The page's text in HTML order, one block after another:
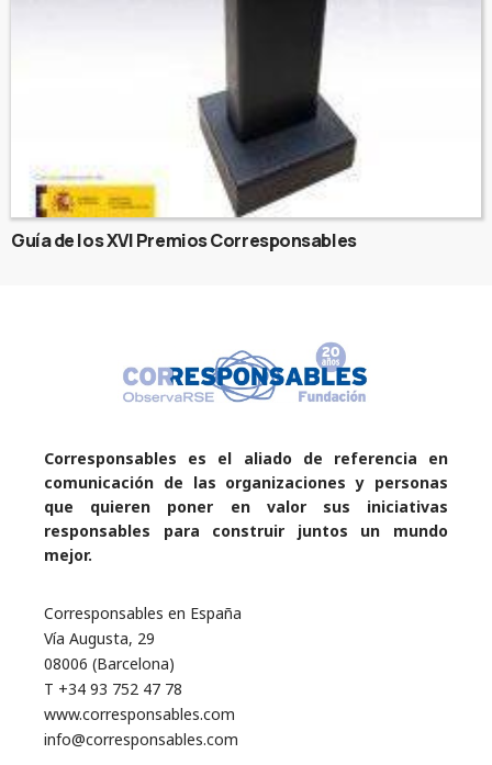
Guía de los XVI Premios Corresponsables
Corresponsables es el aliado de referencia en
comunicación de las organizaciones y personas
que quieren poner en valor sus iniciativas
responsables para construir juntos un mundo
mejor.
Corresponsables en España
Vía Augusta, 29
08006 (Barcelona)
T +34 93 752 47 78
www.corresponsables.com
info@corresponsables.com